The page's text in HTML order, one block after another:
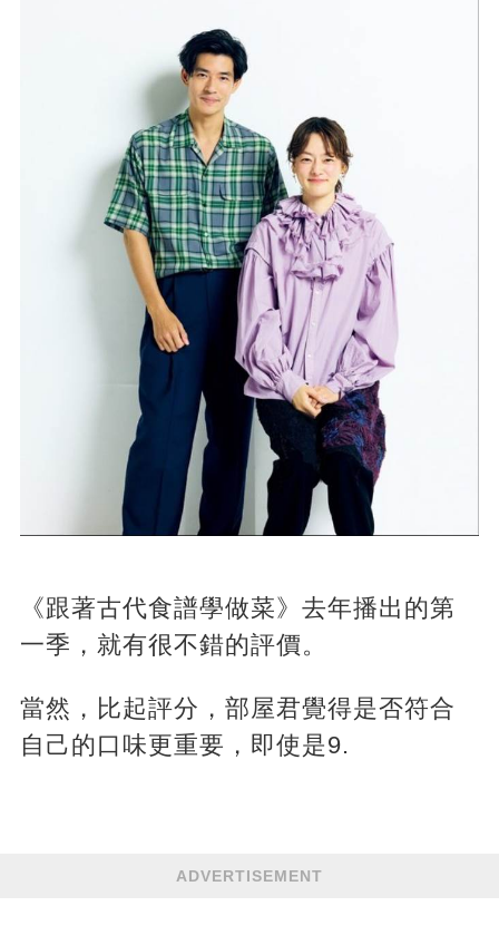
《跟著古代食譜學做菜》去年播出的第
一季，就有很不錯的評價。
當然，比起評分，部屋君覺得是否符合
自己的口味更重要，即使是9.
ADVERTISEMENT